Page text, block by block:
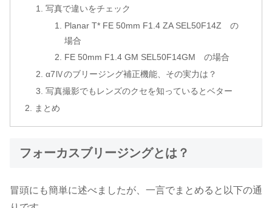
写真で違いをチェック
Planar T* FE 50mm F1.4 ZA SEL50F14Z の
場合
FE 50mm F1.4 GM SEL50F14GM の場合
α7Ⅳのブリージング補正機能、その実力は？
写真撮影でもレンズのクセを知っているとベター
まとめ
フォーカスブリージングとは？
冒頭にも簡単に述べましたが、一言でまとめると以下の通